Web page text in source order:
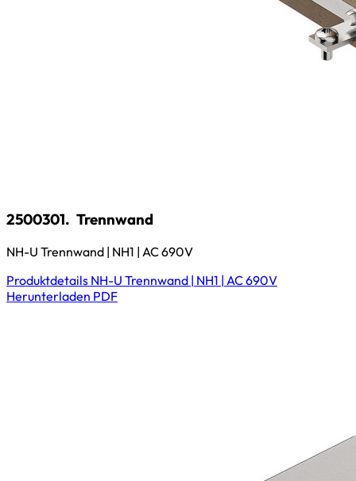
2500301. Trennwand
NH-U Trennwand | NH1 | AC 690V
Produktdetails NH-U Trennwand | NH1 | AC 690V
Herunterladen PDF